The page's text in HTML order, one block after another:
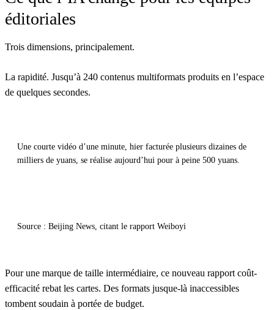
éditoriales
Trois dimensions, principalement.
La rapidité. Jusqu’à 240 contenus multiformats produits en l’espace
de quelques secondes.
Une courte vidéo d’une minute, hier facturée plusieurs dizaines de
milliers de yuans, se réalise aujourd’hui pour à peine 500 yuans.
Source : Beijing News, citant le rapport Weiboyi
Pour une marque de taille intermédiaire, ce nouveau rapport coût-
efficacité rebat les cartes. Des formats jusque-là inaccessibles
tombent soudain à portée de budget.